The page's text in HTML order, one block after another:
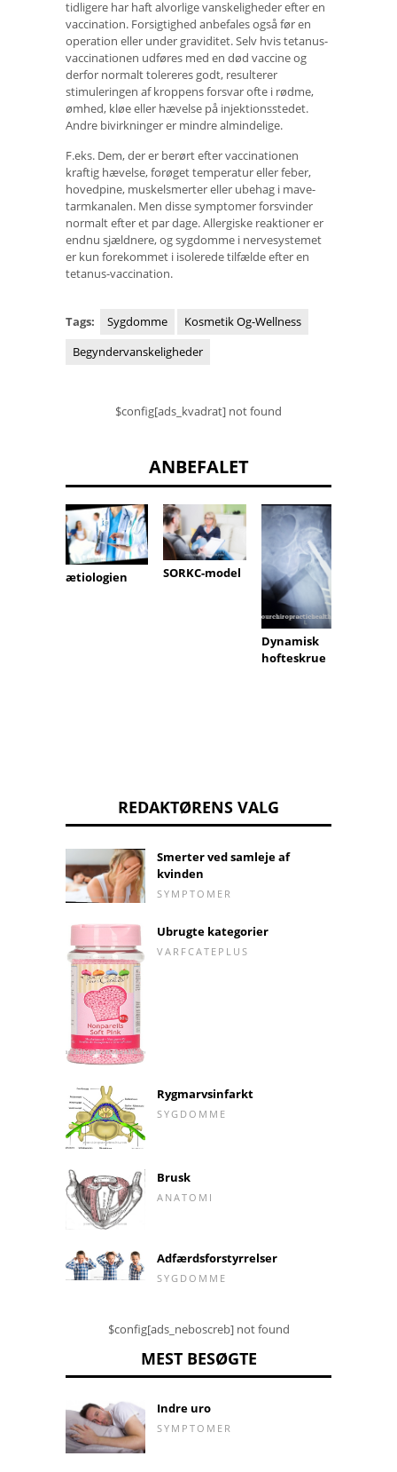
tidligere har haft alvorlige vanskeligheder efter en
vaccination. Forsigtighed anbefales også før en
operation eller under graviditet. Selv hvis tetanus-
vaccinationen udføres med en død vaccine og
derfor normalt tolereres godt, resulterer
stimuleringen af ​​kroppens forsvar ofte i rødme,
ømhed, kløe eller hævelse på injektionsstedet.
Andre bivirkninger er mindre almindelige.
F.eks. Dem, der er berørt efter vaccinationen
kraftig hævelse, forøget temperatur eller feber,
hovedpine, muskelsmerter eller ubehag i mave-
tarmkanalen. Men disse symptomer forsvinder
normalt efter et par dage. Allergiske reaktioner er
endnu sjældnere, og sygdomme i nervesystemet
er kun forekommet i isolerede tilfælde efter en
tetanus-vaccination.
Tags: Sygdomme
Kosmetik Og-Wellness
Begyndervanskeligheder
$config[ads_kvadrat] not found
ANBEFALET
ætiologien SORKC-model
Dynamisk
hofteskrue
REDAKTØRENS VALG
Smerter ved samleje af
kvinden
SYMPTOMER
Ubrugte kategorier
VARFCATEPLUS
Rygmarvsinfarkt
SYGDOMME
Brusk
ANATOMI
Adfærdsforstyrrelser
SYGDOMME
$config[ads_neboscreb] not found
MEST BESØGTE
Indre uro
SYMPTOMER